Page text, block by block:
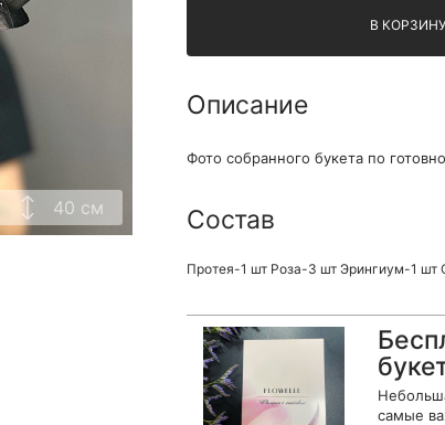
40 см
В КОРЗИНУ
Описание
Фото собранного букета по
Состав
Протея-1 шт Роза-3 шт Эрингиум-1 шт
самые
продаем ваши данные и храним их в безопасности